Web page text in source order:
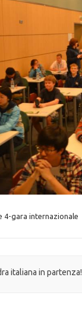
4-gara internazionale
italiana in partenza!